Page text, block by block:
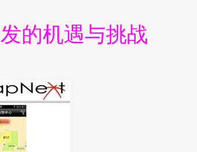
的机遇与挑战